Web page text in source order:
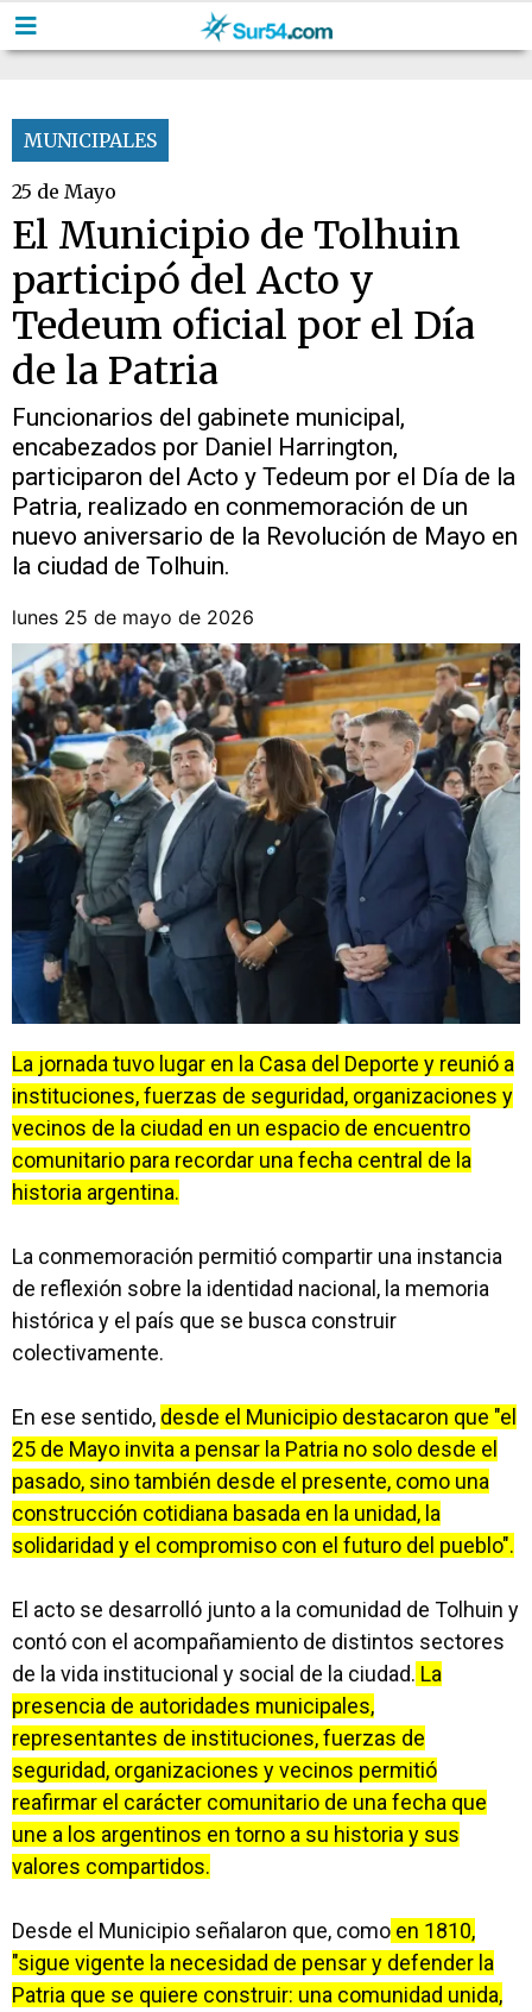
MUNICIPALES
25 de Mayo
El Municipio de Tolhuin
participó del Acto y
Tedeum oficial por el Día
de la Patria
Funcionarios del gabinete municipal,
encabezados por Daniel Harrington,
participaron del Acto y Tedeum por el Día de la
Patria, realizado en conmemoración de un
nuevo aniversario de la Revolución de Mayo en
la ciudad de Tolhuin.
lunes 25 de mayo de 2026
La jornada tuvo lugar en la Casa del Deporte y reunió a
instituciones, fuerzas de seguridad, organizaciones y
vecinos de la ciudad en un espacio de encuentro
comunitario para recordar una fecha central de la
historia argentina.
La conmemoración permitió compartir una instancia
de reflexión sobre la identidad nacional, la memoria
histórica y el país que se busca construir
colectivamente.
En ese sentido, desde el Municipio destacaron que "el
25 de Mayo invita a pensar la Patria no solo desde el
pasado, sino también desde el presente, como una
construcción cotidiana basada en la unidad, la
solidaridad y el compromiso con el futuro del pueblo".
El acto se desarrolló junto a la comunidad de Tolhuin y
contó con el acompañamiento de distintos sectores
de la vida institucional y social de la ciudad. La
presencia de autoridades municipales,
representantes de instituciones, fuerzas de
seguridad, organizaciones y vecinos permitió
reafirmar el carácter comunitario de una fecha que
une a los argentinos en torno a su historia y sus
valores compartidos.
Desde el Municipio señalaron que, como en 1810,
"sigue vigente la necesidad de pensar y defender la
Patria que se quiere construir: una comunidad unida,